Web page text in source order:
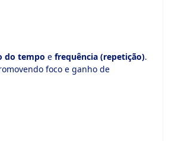
do tempo e frequência (repetição).
foco e ganho de